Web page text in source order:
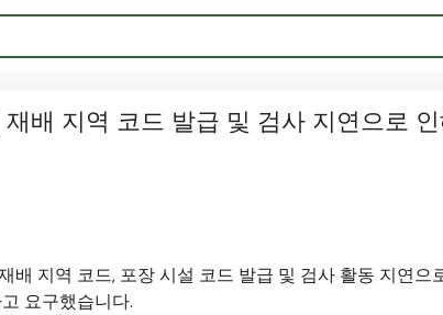
배 지역 코드 발급 및 검사 지연으로
배 지역 코드, 포장 시설 코드 발급 및 검사 활동 지연으
요구했습니다.